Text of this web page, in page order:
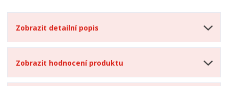
Zobrazit detailní popis
Zobrazit hodnocení produktu